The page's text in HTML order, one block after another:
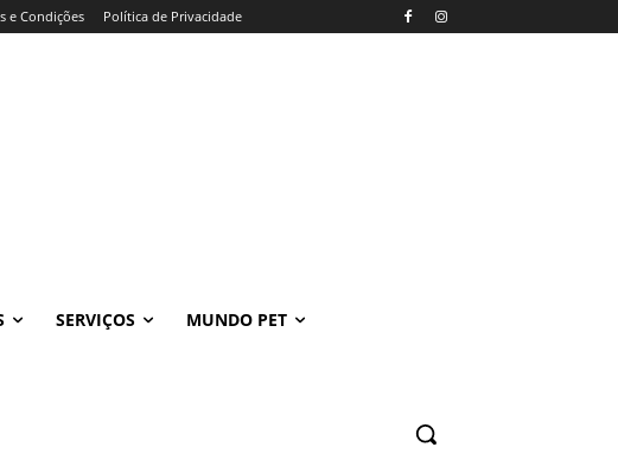
e Condições Política de Privacidade
SERVIÇOS MUNDO PET